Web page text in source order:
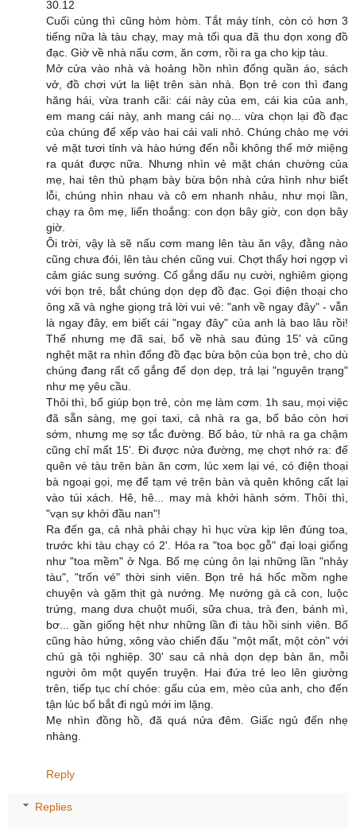
30.12
Cuối cùng thì cũng hòm hòm. Tắt máy tính, còn có hơn 3
tiếng nữa là tàu chạy, may mà tối qua đã thu dọn xong đồ
đạc. Giờ về nhà nấu cơm, ăn cơm, rồi ra ga cho kịp tàu.
Mở cửa vào nhà và hoảng hồn nhìn đống quần áo, sách
vở, đồ chơi vứt la liệt trên sàn nhà. Bọn trẻ con thì đang
hăng hái, vừa tranh cãi: cái này của em, cái kia của anh,
em mang cái này, anh mang cái nọ... vừa chọn lại đồ đạc
của chúng để xếp vào hai cái vali nhỏ. Chúng chào mẹ với
vẻ mặt tươi tỉnh và hào hứng đến nỗi không thể mở miệng
ra quát được nữa. Nhưng nhìn vẻ mặt chán chường của
mẹ, hai tên thủ phạm bày bừa bộn nhà cửa hình như biết
lỗi, chúng nhìn nhau và cô em nhanh nhảu, như mọi lần,
chạy ra ôm mẹ, liến thoắng: con dọn bây giờ, con dọn bây
giờ.
Ôi trời, vậy là sẽ nấu cơm mang lên tàu ăn vậy, đằng nào
cũng chưa đói, lên tàu chén cũng vui. Chợt thấy hơi ngợp vì
cảm giác sung sướng. Cố gắng dấu nụ cười, nghiêm giọng
với bọn trẻ, bắt chúng dọn dẹp đồ đạc. Gọi điện thoại cho
ông xã và nghe giọng trả lời vui vẻ: "anh về ngay đây" - vẫn
là ngay đây, em biết cái "ngay đây" của anh là bao lâu rồi!
Thế nhưng mẹ đã sai, bố về nhà sau đúng 15' và cũng
nghệt mặt ra nhìn đống đồ đạc bừa bộn của bọn trẻ, cho dù
chúng đang rất cố gắng để dọn dẹp, trả lại "nguyên trạng"
như mẹ yêu cầu.
Thôi thì, bố giúp bọn trẻ, còn mẹ làm cơm. 1h sau, mọi việc
đã sẵn sàng, mẹ gọi taxi, cả nhà ra ga, bố bảo còn hơi
sớm, nhưng mẹ sợ tắc đường. Bố bảo, từ nhà ra ga chậm
cũng chỉ mất 15'. Đi được nửa đường, mẹ chợt nhớ ra: để
quên vé tàu trên bàn ăn cơm, lúc xem lại vé, có điện thoại
bà ngoại gọi, mẹ để tạm vé trên bàn và quên không cất lại
vào túi xách. Hê, hê... may mà khởi hành sớm. Thôi thì,
"vạn sự khởi đầu nan"!
Ra đến ga, cả nhà phải chạy hì hục vừa kịp lên đúng toa,
trước khi tàu chạy có 2'. Hóa ra "toa bọc gỗ" đại loại giống
như "toa mềm" ở Nga. Bố mẹ cùng ôn lại những lần "nhảy
tàu", "trốn vé" thời sinh viên. Bọn trẻ há hốc mồm nghe
chuyện và gặm thịt gà nướng. Mẹ nướng gà cả con, luộc
trứng, mang dưa chuột muối, sữa chua, trà đen, bánh mì,
bơ... gần giống hệt như những lần đi tàu hồi sinh viên. Bố
cũng hào hứng, xông vào chiến đấu "một mất, một còn" với
chú gà tội nghiệp. 30' sau cả nhà dọn dẹp bàn ăn, mỗi
người ôm một quyển truyện. Hai đứa trẻ leo lên giường
trên, tiếp tục chí chóe: gấu của em, mèo của anh, cho đến
tận lúc bố bắt đi ngủ mới im lặng.
Mẹ nhìn đồng hồ, đã quá nửa đêm. Giấc ngủ đến nhẹ
nhàng.
Reply
Replies